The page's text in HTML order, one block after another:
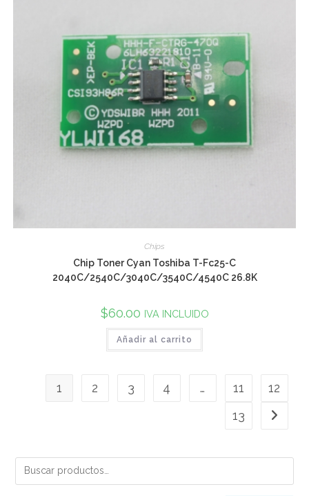
Chips
Chip Toner Cyan Toshiba T-Fc25-C
2040C/2540C/3040C/3540C/4540C 26.8K
$60.00 IVA INCLUIDO
Añadir al carrito
1 2 3 4 … 11
12
13